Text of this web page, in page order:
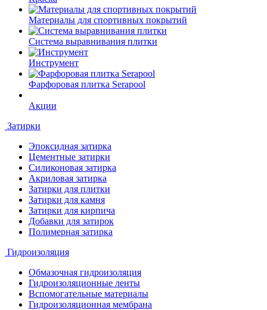
Материалы для спортивных покрытий
Система выравнивания плитки
Инструмент
Фарфоровая плитка Serapool
Акции
Затирки
Эпоксидная затирка
Цементные затирки
Силиконовая затирка
Акриловая затирка
Затирки для плитки
Затирки для камня
Затирки для кирпича
Добавки для затирок
Полимерная затирка
Гидроизоляция
Обмазочная гидроизоляция
Гидроизоляционные ленты
Вспомогательные материалы
Гидроизоляционная мембрана